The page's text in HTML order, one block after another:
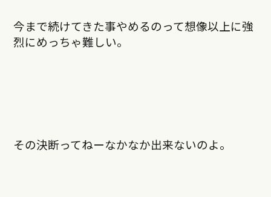
今まで続けてきた事やめるのって想像以上に強
烈にめっちゃ難しい。
その決断ってねーなかなか出来ないのよ。